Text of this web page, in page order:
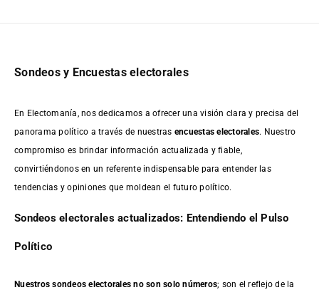
Sondeos y Encuestas electorales
En Electomanía, nos dedicamos a ofrecer una visión clara y precisa del
panorama político a través de nuestras encuestas electorales. Nuestro
compromiso es brindar información actualizada y fiable,
convirtiéndonos en un referente indispensable para entender las
tendencias y opiniones que moldean el futuro político.
Sondeos electorales actualizados: Entendiendo el Pulso
Político
Nuestros sondeos electorales no son solo números; son el reflejo de la